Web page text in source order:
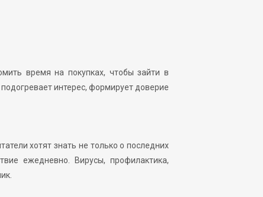
время на покупках, чтобы зайти в
интерес, формирует доверие
хотят знать не только о последних
ежедневно. Вирусы, профилактика,